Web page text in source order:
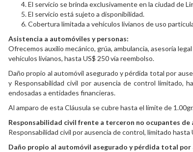
El servicio se brinda exclusivamente en la ciudad de
El servicio está sujeto a disponibilidad.
Cobertura limitada a vehículos livianos de uso
Asistencia a automóviles y personas:
Ofrecemos auxilio mecánico, grúa, ambulancia, asesoría
vehículos livianos, hasta US$ 250 vía reembolso.
Daño propio al automóvil asegurado y pérdida total por
y Responsabilidad civil por ausencia de control limitado,
endosadas a entidades financieras.
Al amparo de esta Cláusula se cubre hasta el límite de
Responsabilidad civil frente a terceron no ocupantes
Responsabilidad civil por ausencia de control, limitado hasta
Daño propio al automóvil asegurado y pérdida total por